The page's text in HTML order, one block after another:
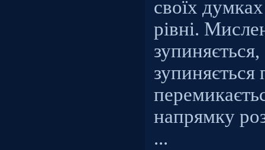
своїх
рівні.
зупиняється
напрямку
...